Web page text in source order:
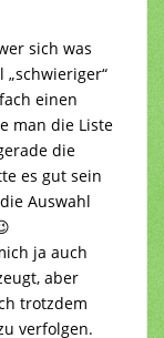
sich was
einen
man die Liste
die
es gut sein
Auswahl
ja auch
aber
trotzdem
verfolgen.